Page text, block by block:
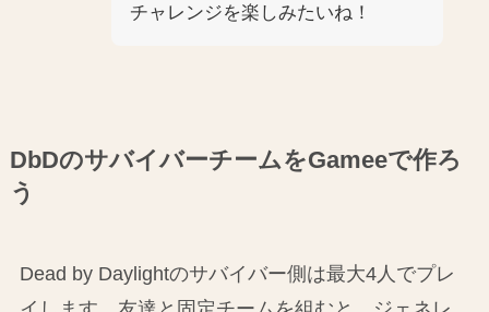
チャレンジを楽しみたいね！
DbDのサバイバーチームをGameeで作ろ
う
Dead by Daylightのサバイバー側は最大4人でプレ